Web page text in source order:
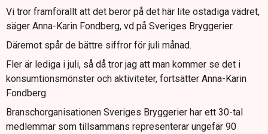
Vi tror framförallt att det beror på det här lite ostadiga vädret,
säger Anna-Karin Fondberg, vd på Sveriges Bryggerier.
Däremot spår de bättre siffror för juli månad.
Fler är lediga i juli, så då tror jag att man kommer se det i
konsumtionsmönster och aktiviteter, fortsätter Anna-Karin
Fondberg.
Branschorganisationen Sveriges Bryggerier har ett 30-tal
medlemmar som tillsammans representerar ungefär 90